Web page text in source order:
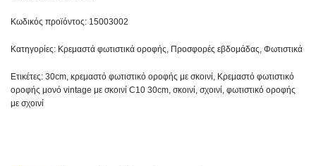
Κωδικός προϊόντος: 15003002
Κατηγορίες: Κρεμαστά φωτιστικά οροφής, Προσφορές εβδομάδας, Φωτιστικά
Ετικέτες: 30cm, κρεμαστό φωτιστικό οροφής με σκοινί, Κρεμαστό φωτιστικό
οροφής μονό vintage με σκοινί C10 30cm, σκοινί, σχοινί, φωτιστικό οροφής
με σχοινί